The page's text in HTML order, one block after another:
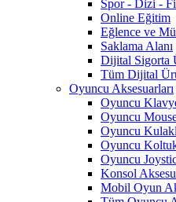
Spor - Dizi -
Online Eğitim
Eğlence ve
Saklama Alanı
Dijital Sigorta
Tüm Dijital
Oyuncu Aksesuarları
Oyuncu
Oyuncu
Oyuncu
Oyuncu
Oyuncu
Konsol
Mobil Oyun